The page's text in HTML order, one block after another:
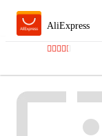
AliExpress